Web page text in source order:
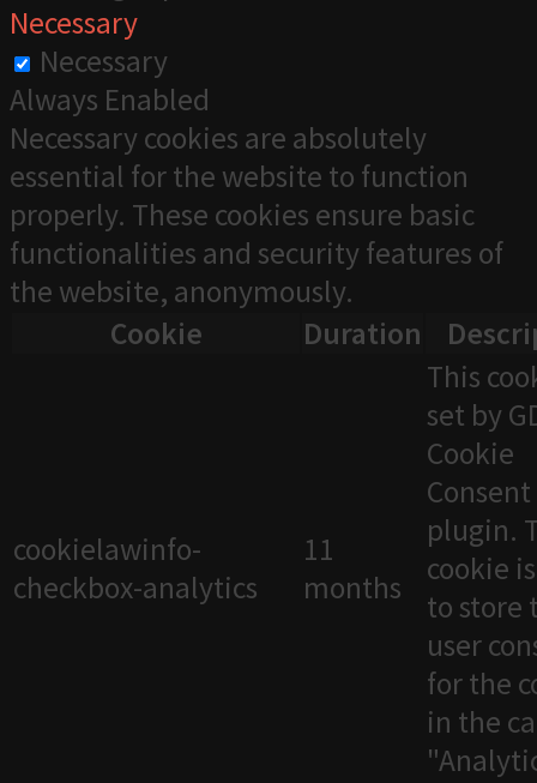
Necessary
Necessary
Always Enabled
Necessary cookies are absolutely
essential for the website to function
properly. These cookies ensure basic
functionalities and security features of
the website, anonymously.
Cookie
Duration
cookielawinfo-
checkbox-analytics
11
months
This
set by
Cookie
Consent
plugin.
cookie
to store
user
for the
in the